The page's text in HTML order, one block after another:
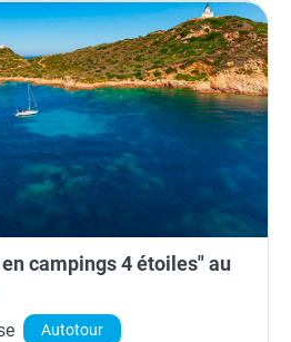
campings 4 étoiles" au
Autotour